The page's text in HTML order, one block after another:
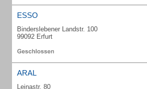
ESSO
Binderslebener Landstr. 100
99092 Erfurt
ARAL
Leinastr. 80